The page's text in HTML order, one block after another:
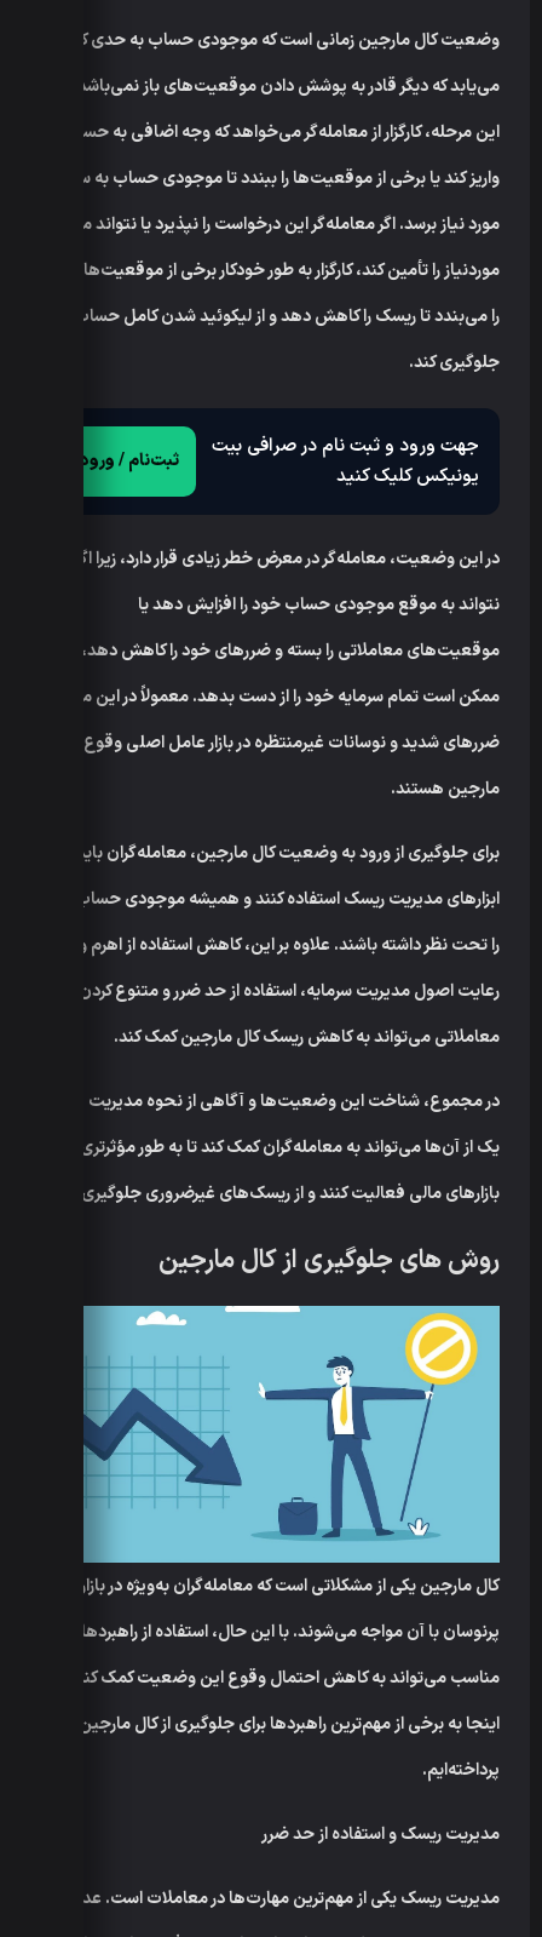
وضعیت کال مارجین زمانی است که موجودی حساب به حدی کاهش
می‌یابد که دیگر قادر به پوشش دادن موقعیت‌های باز نمی‌باشد. در
این مرحله، کارگزار از معامله‌گر می‌خواهد که وجه اضافی به حساب
واریز کند یا برخی از موقعیت‌ها را ببندد تا موجودی حساب به سطح
مورد نیاز برسد. اگر معامله‌گر این درخواست را نپذیرد یا نتواند مبلغ
موردنیاز را تأمین کند، کارگزار به طور خودکار برخی از موقعیت‌های باز
را می‌بندد تا ریسک را کاهش دهد و از لیکوئید شدن کامل حساب
جلوگیری کند.
جهت ورود و ثبت نام در صرافی بیت
یونیکس کلیک کنید
ثبت‌نام / ورود
در این وضعیت، معامله‌گر در معرض خطر زیادی قرار دارد، زیرا اگر
نتواند به موقع موجودی حساب خود را افزایش دهد یا
موقعیت‌های معاملاتی را بسته و ضررهای خود را کاهش دهد،
ممکن است تمام سرمایه خود را از دست بدهد. معمولاً در این مرحله،
ضررهای شدید و نوسانات غیرمنتظره در بازار عامل اصلی وقوع کال
مارجین هستند.
برای جلوگیری از ورود به وضعیت کال مارجین، معامله‌گران باید از
ابزارهای مدیریت ریسک استفاده کنند و همیشه موجودی حساب خود
را تحت نظر داشته باشند. علاوه بر این، کاهش استفاده از اهرم و
رعایت اصول مدیریت سرمایه، استفاده از حد ضرر و متنوع کردن سبد
معاملاتی می‌تواند به کاهش ریسک کال مارجین کمک کند.
در مجموع، شناخت این وضعیت‌ها و آگاهی از نحوه مدیریت هر
یک از آن‌ها می‌تواند به معامله‌گران کمک کند تا به طور مؤثرتری در
بازارهای مالی فعالیت کنند و از ریسک‌های غیرضروری جلوگیری کنند.
روش های جلوگیری از کال مارجین
کال مارجین یکی از مشکلاتی است که معامله‌گران به‌ویژه در بازارهای
پرنوسان با آن مواجه می‌شوند. با این حال، استفاده از راهبردهای
مناسب می‌تواند به کاهش احتمال وقوع این وضعیت کمک کند. در
اینجا به برخی از مهم‌ترین راهبردها برای جلوگیری از کال مارجین
پرداخته‌ایم.
مدیریت ریسک و استفاده از حد ضرر
مدیریت ریسک یکی از مهم‌ترین مهارت‌ها در معاملات است. عدم